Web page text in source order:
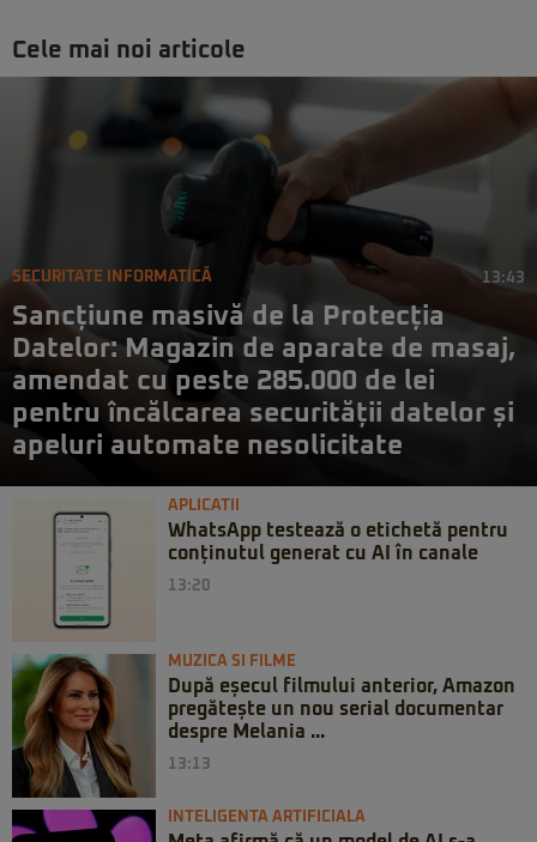
Cele mai noi articole
SECURITATE INFORMATICĂ 13:43
Sancțiune masivă de la Protecția
Datelor: Magazin de aparate de masaj,
amendat cu peste 285.000 de lei
pentru încălcarea securității datelor și
apeluri automate nesolicitate
APLICATII
WhatsApp testează o etichetă pentru
conținutul generat cu AI în canale
13:20
MUZICA SI FILME
După eșecul filmului anterior, Amazon
pregătește un nou serial documentar
despre Melania ...
13:13
INTELIGENTA ARTIFICIALA